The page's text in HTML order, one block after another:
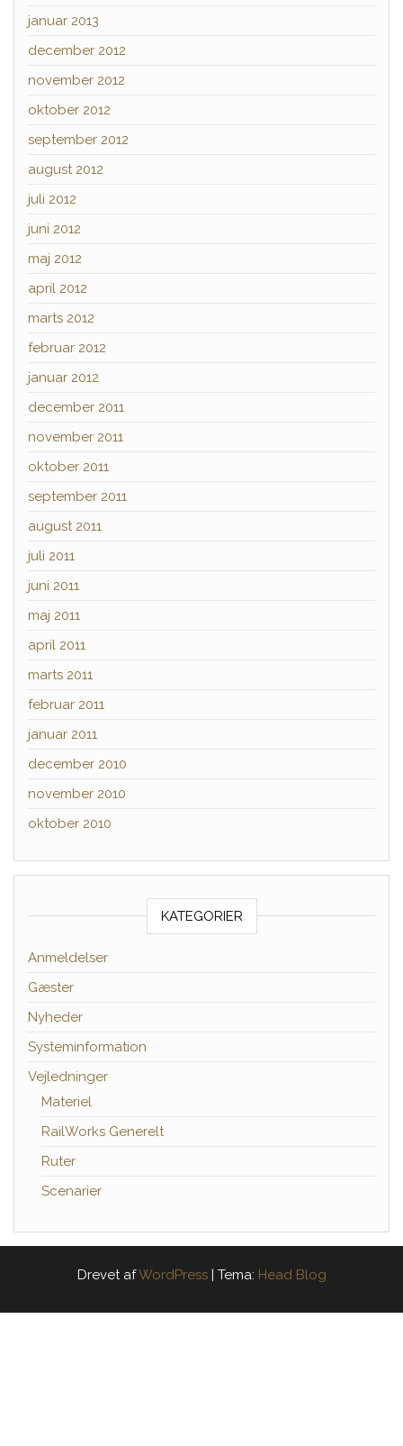
januar 2013
december 2012
november 2012
oktober 2012
september 2012
august 2012
juli 2012
juni 2012
maj 2012
april 2012
marts 2012
februar 2012
januar 2012
december 2011
november 2011
oktober 2011
september 2011
august 2011
juli 2011
juni 2011
maj 2011
april 2011
marts 2011
februar 2011
januar 2011
december 2010
november 2010
oktober 2010
KATEGORIER
Anmeldelser
Gæster
Nyheder
Systeminformation
Vejledninger
Materiel
RailWorks Generelt
Ruter
Scenarier
Drevet afWordPress | Tema: Head Blog